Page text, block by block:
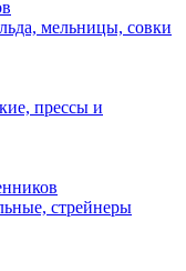
мельницы, совки
прессы и
стрейнеры